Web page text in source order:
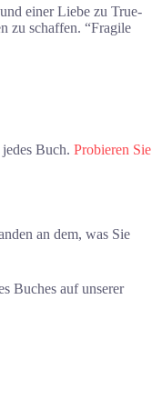
einer Liebe zu True-
zu schaffen. “Fragile
Buch. Probieren Sie
an dem, was Sie
Buches auf unserer